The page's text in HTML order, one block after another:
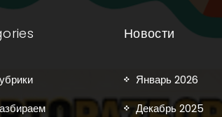
Новости
Январь 2026
Декабрь 2025